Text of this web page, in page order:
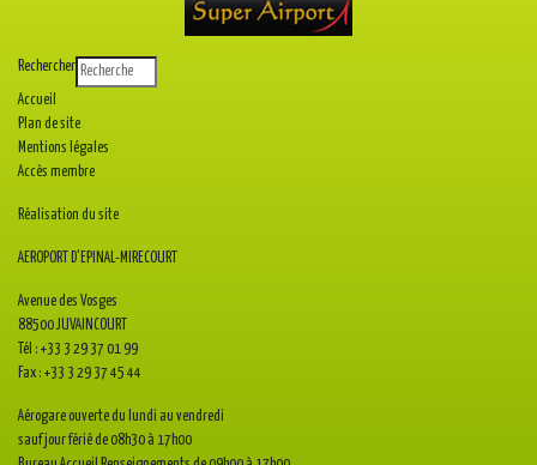
Rechercher
Accueil
Plan de site
Mentions légales
Accès membre
Réalisation du site
AEROPORT D'EPINAL-MIRECOURT
Avenue des Vosges
88500 JUVAINCOURT
Tél : +33 3 29 37 01 99
Fax : +33 3 29 37 45 44
Aérogare ouverte du lundi au vendredi
sauf jour férié de 08h30 à 17h00